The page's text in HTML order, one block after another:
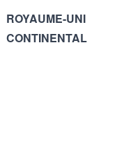
ROYAUME-UNI
CONTINENTAL